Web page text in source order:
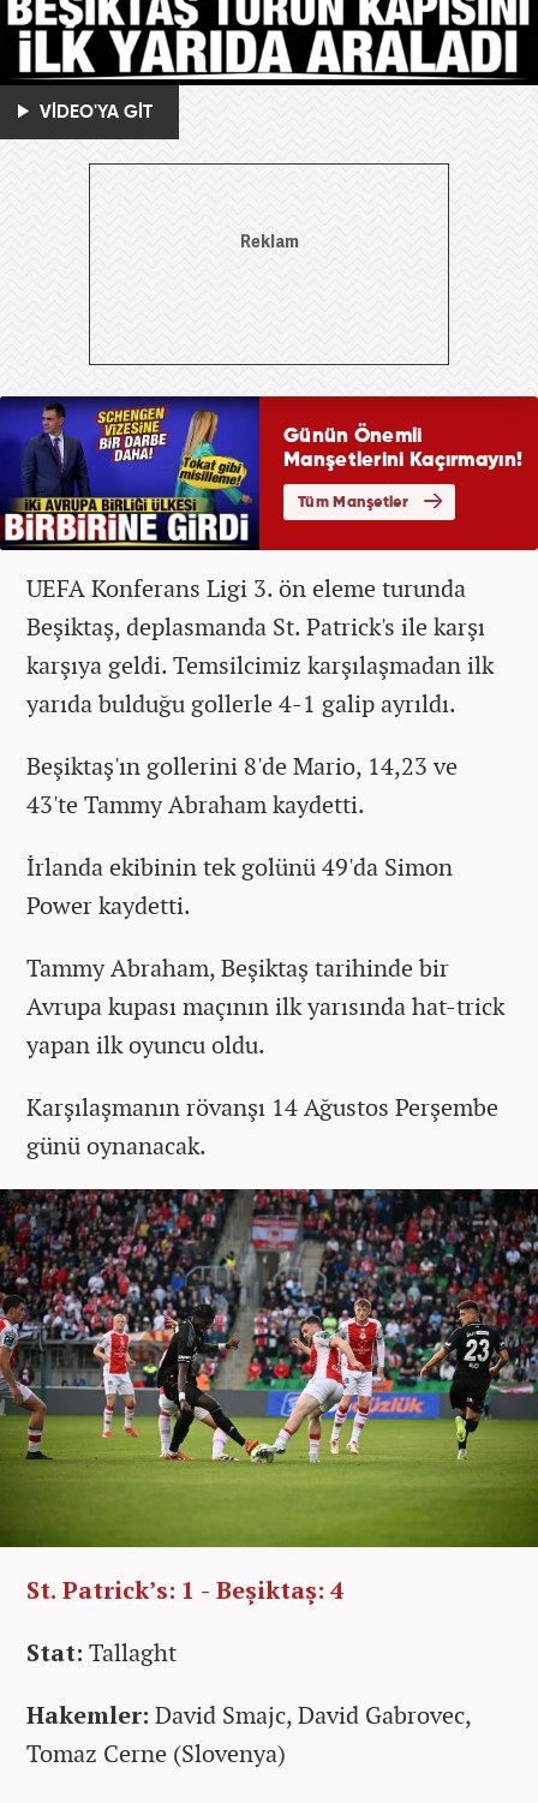
VİDEO'YA GİT
UEFA Konferans Ligi 3. ön eleme turunda
Beşiktaş, deplasmanda St. Patrick's ile karşı
karşıya geldi. Temsilcimiz karşılaşmadan ilk
yarıda bulduğu gollerle 4-1 galip ayrıldı.
Beşiktaş'ın gollerini 8'de Mario, 14,23 ve
43'te Tammy Abraham kaydetti.
İrlanda ekibinin tek golünü 49'da Simon
Power kaydetti.
Tammy Abraham, Beşiktaş tarihinde bir
Avrupa kupası maçının ilk yarısında hat-trick
yapan ilk oyuncu oldu.
Karşılaşmanın rövanşı 14 Ağustos Perşembe
günü oynanacak.
St. Patrick’s: 1 - Beşiktaş: 4
Stat: Tallaght
Hakemler: David Smajc, David Gabrovec,
Tomaz Cerne (Slovenya)